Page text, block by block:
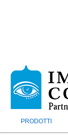
PRODOTTI